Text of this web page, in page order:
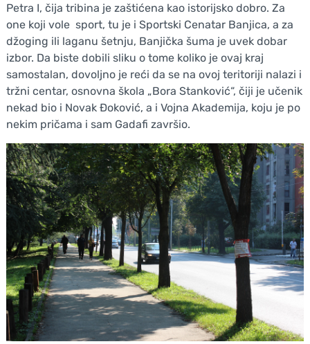
Petra I, čija tribina je zaštićena kao istorijsko dobro. Za
one koji vole sport, tu je i Sportski Cenatar Banjica, a za
džoging ili laganu šetnju, Banjička šuma je uvek dobar
izbor. Da biste dobili sliku o tome koliko je ovaj kraj
samostalan, dovoljno je reći da se na ovoj teritoriji nalazi i
tržni centar, osnovna škola „Bora Stanković“, čiji je učenik
nekad bio i Novak Đoković, a i Vojna Akademija, koju je po
nekim pričama i sam Gadafi završio.